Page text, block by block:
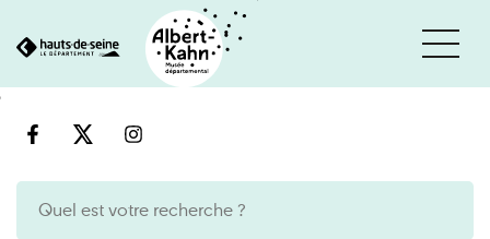
engine
Cookies management panel